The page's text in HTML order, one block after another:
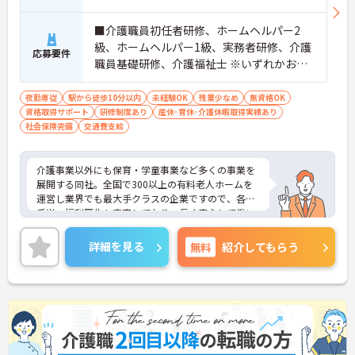
応募要件
■介護職員初任者研修、ホームヘルパー2
級、ホームヘルパー1級、実務者研修、介護
職員基礎研修、介護福祉士 ※いずれかお持
ちの方 ※資格をお持ちでない方も相談可
夜勤専従 駅から徒歩10分以内 未経験OK 残業少なめ
無資格OK
資格取得サポート
研修制度あり
産休･育休･介護休暇取得実績あり
社会保険完備
交通費支給
介護事業以外にも保育・学童事業など多くの事業を
展開する同社。全国で300以上の有料老人ホームを
運営し業界でも最大手クラスの企業ですので、各種
手当、福利厚生も充実しており、長く安心して働い
ていただける環境です。ご興味ある方には、面接対
策ポイントなど、さらに詳細をお話しいたしますの
でお気軽にご相談ください。
詳細を見る 無料 紹介してもらう